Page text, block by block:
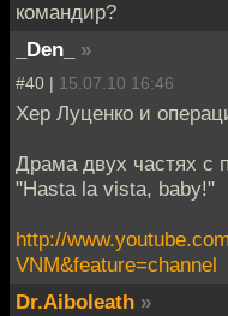
командир?
_Den_
»
#40 | 15.07.10 16:46
Хер Луценко и
Драма двух частях с
"Hasta la vista, baby!"
http://
VNM&feature=channel
Dr.Aiboleath »